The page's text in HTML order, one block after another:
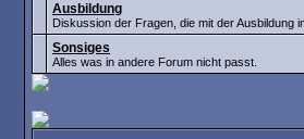
Ausbildung
Diskussion der Fragen, die mit der Ausbildung
Sonsiges
Alles was in andere Forum nicht passt.